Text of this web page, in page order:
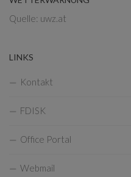
Quelle: uwz.at
LINKS
Kontakt
FDISK
Office Portal
Webmail